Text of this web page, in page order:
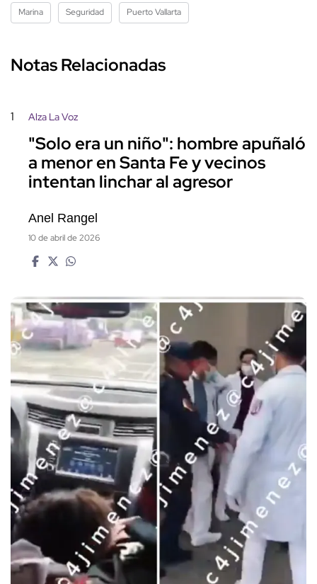
Marina Seguridad Puerto Vallarta
Notas Relacionadas
1 Alza La Voz
"Solo era un niño": hombre apuñaló
a menor en Santa Fe y vecinos
intentan linchar al agresor
Anel Rangel
10 de abril de 2026